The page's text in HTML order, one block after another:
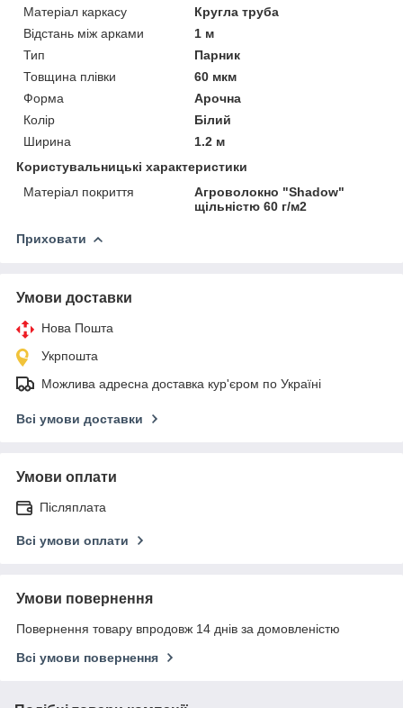
Матеріал каркасу
Кругла труба
Відстань між арками
1 м
Тип
Парник
Товщина плівки
60 мкм
Форма
Арочна
Колір
Білий
Ширина
1.2 м
Користувальницькі характеристики
Матеріал покриття
Агроволокно "Shadow"
щільністю 60 г/м2
Приховати
Умови доставки
Нова Пошта
Укрпошта
Можлива адресна доставка кур'єром по Україні
Всі умови доставки
Умови оплати
Післяплата
Всі умови оплати
Умови повернення
Повернення товару впродовж 14 днів за домовленістю
Всі умови повернення